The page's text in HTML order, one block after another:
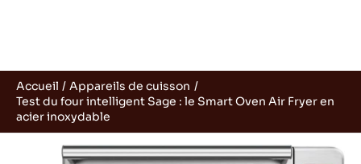
Accueil
Appareils de cuisson
Test du four intelligent Sage : le Smart Oven Air Fryer en
acier inoxydable